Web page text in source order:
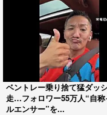
ベントレー乗り捨て猛ダッ
走…フォロワー55万人“自称
ルエンサー”を...